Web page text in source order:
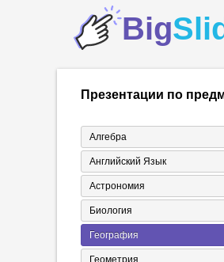
Big
Презентации по
Алгебра
Английский Язык
Астрономия
Биология
География